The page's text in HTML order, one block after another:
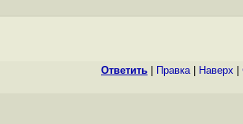
Ответить Правка| Наверх